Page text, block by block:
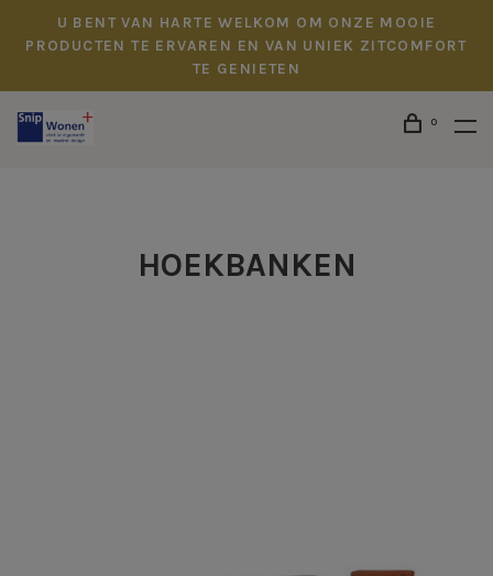
U BENT VAN HARTE WELKOM OM ONZE MOOIE
PRODUCTEN TE ERVAREN EN VAN UNIEK ZITCOMFORT
TE GENIETEN
0
HOEKBANKEN